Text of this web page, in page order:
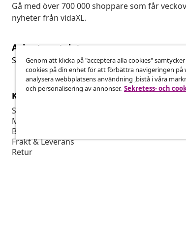
Gå med över 700 000 shoppare som får
nyheter från vidaXL.
Avbryta avtalet
Skicka in en begäran om uttag för din
Kundservice
Spåra din beställning
Mitt konto
Betalning
Frakt & Leverans
Retur
Genom att klicka på "acceptera alla cookies"
cookies på din enhet för att förbättra navigeringen på
analysera webbplatsens användning ,bistå i våra
och personalisering av annonser. Sekretess- och